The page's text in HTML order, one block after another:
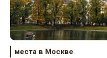
места в Москве